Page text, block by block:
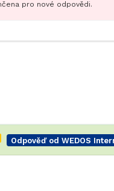
pro nové odpovědi.
Odpověď od WEDOS